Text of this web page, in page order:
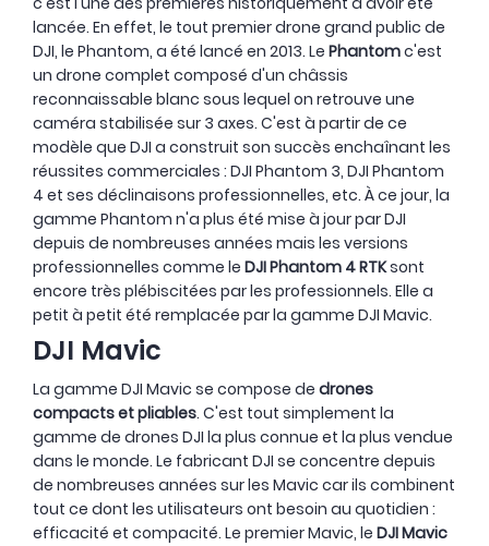
lancée. En effet, le tout premier drone grand public de
DJI, le Phantom, a été lancé en 2013. Le Phantomc'est
un drone complet composé d'un châssis
reconnaissable blanc sous lequel on retrouve une
caméra stabilisée sur 3 axes. C'est à partir de ce
modèle que DJI a construit son succès enchaînant les
réussites commerciales : DJI Phantom 3, DJI Phantom
4 et ses déclinaisons professionnelles, etc. À ce jour, la
gamme Phantom n'a plus été mise à jour par DJI
depuis de nombreuses années mais les versions
professionnelles comme le DJI Phantom 4 RTKsont
encore très plébiscitées par les professionnels. Elle a
petit à petit été remplacée par la gamme DJI Mavic.
DJI Mavic
La gamme DJI Mavic se compose de drones
compacts et pliables. C'est tout simplement la
gamme de drones DJI la plus connue et la plus vendue
dans le monde. Le fabricant DJI se concentre depuis
de nombreuses années sur les Mavic car ils combinent
tout ce dont les utilisateurs ont besoin au quotidien :
efficacité et compacité. Le premier Mavic, le DJI Mavic